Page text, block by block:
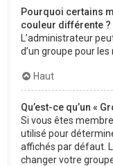
Pourquoi certains
couleur différente ?
L’administrateur
d’un groupe pour
Haut
Qu’est-ce qu’un «
Si vous êtes
utilisé pour
affichés par défaut.
changer votre